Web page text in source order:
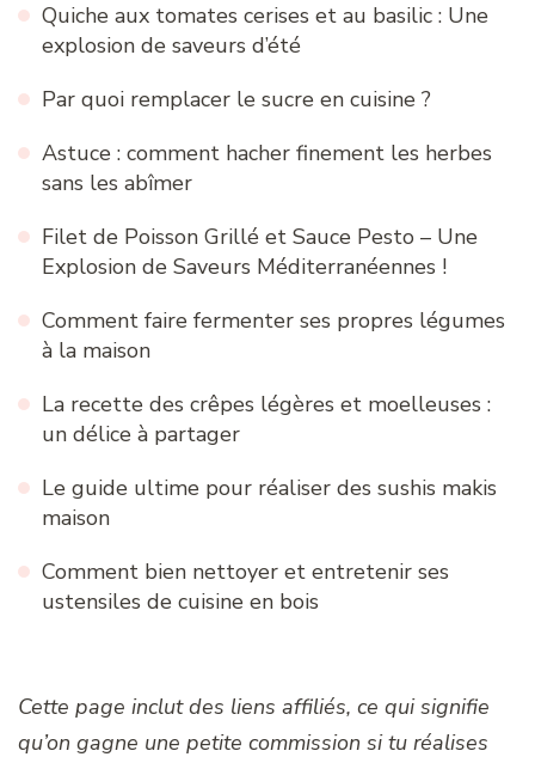
Quiche aux tomates cerises et au basilic : Une
explosion de saveurs d’été
Par quoi remplacer le sucre en cuisine ?
Astuce : comment hacher finement les herbes
sans les abîmer
Filet de Poisson Grillé et Sauce Pesto – Une
Explosion de Saveurs Méditerranéennes !
Comment faire fermenter ses propres légumes
à la maison
La recette des crêpes légères et moelleuses :
un délice à partager
Le guide ultime pour réaliser des sushis makis
maison
Comment bien nettoyer et entretenir ses
ustensiles de cuisine en bois
Cette page inclut des liens affiliés, ce qui signifie
qu’on gagne une petite commission si tu réalises